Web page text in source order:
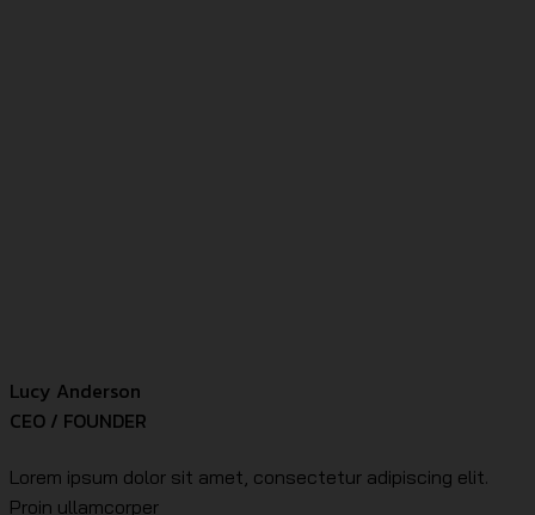
Lucy Anderson
CEO / FOUNDER
Lorem ipsum dolor sit amet, consectetur adipiscing elit.
Proin ullamcorper